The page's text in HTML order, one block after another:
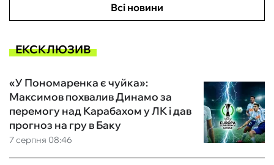
Всі новини
ЕКСКЛЮЗИВ
7 серпня 08:46
«У Пономаренка є чуйка»:
Максимов похвалив Динамо за
перемогу над Карабахом у ЛК і дав
прогноз на гру в Баку